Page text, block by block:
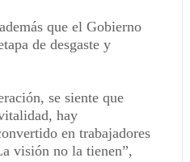
que el Gobierno
de desgaste y
se siente que
hay
en trabajadores
visión no la tienen”,